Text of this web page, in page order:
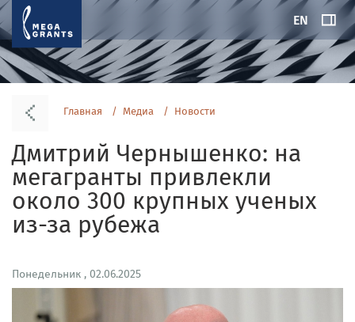
EN
Главная Медиа Новости
Дмитрий Чернышенко: на
мегагранты привлекли
около 300 крупных ученых
из-за рубежа
Понедельник , 02.06.2025